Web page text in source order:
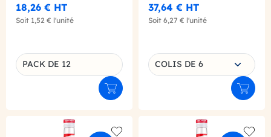
18,26 € HT
Soit 1,52 € l'unité
Déclinaison du produit
PACK DE 12
Ajouter au panier
37,64 € HT
Soit 6,27 € l'unité
Choisissez une déclinaison
COLIS DE 6